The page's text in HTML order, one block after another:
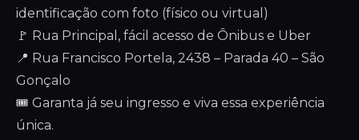
identificação com foto (físico ou virtual)
🚩 Rua Principal, fácil acesso de Ônibus e Uber
📍 Rua Francisco Portela, 2438 – Parada 40 – São
Gonçalo
🎟 Garanta já seu ingresso e viva essa experiência
única.